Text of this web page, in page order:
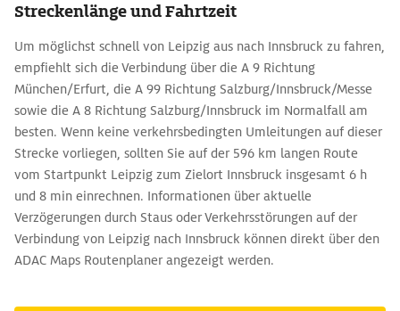
Streckenlänge und Fahrtzeit
Um möglichst schnell von Leipzig aus nach Innsbruck zu fahren,
empfiehlt sich die Verbindung über die A 9 Richtung
München/Erfurt, die A 99 Richtung Salzburg/Innsbruck/Messe
sowie die A 8 Richtung Salzburg/Innsbruck im Normalfall am
besten. Wenn keine verkehrsbedingten Umleitungen auf dieser
Strecke vorliegen, sollten Sie auf der 596 km langen Route
vom Startpunkt Leipzig zum Zielort Innsbruck insgesamt 6 h
und 8 min einrechnen. Informationen über aktuelle
Verzögerungen durch Staus oder Verkehrsstörungen auf der
Verbindung von Leipzig nach Innsbruck können direkt über den
ADAC Maps Routenplaner angezeigt werden.